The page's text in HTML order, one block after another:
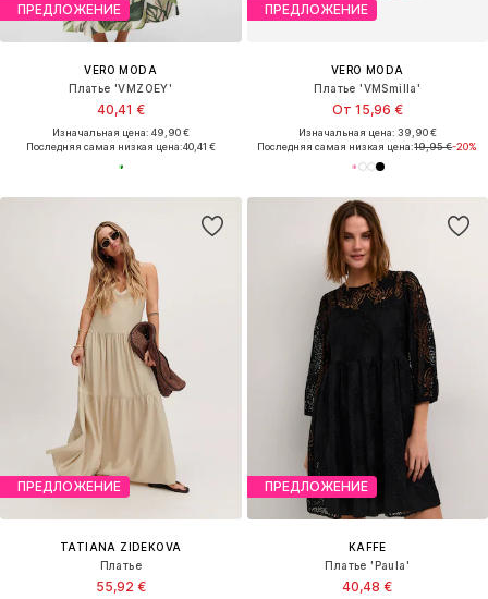
ПРЕДЛОЖЕНИЕ
VERO MODA
Платье 'VMZOEY'
40,41 €
Изначальная цена: 49,90 €
Последняя самая низкая цена:40,41 €
ПРЕДЛОЖЕНИЕ
VERO MODA
Платье 'VMSmilla'
От 15,96 €
Изначальная цена: 39,90 €
Последняя самая низкая цена:19,95 €-20%
ПРЕДЛОЖЕНИЕ
TATIANA ZIDEKOVA
Платье
55,92 €
ПРЕДЛОЖЕНИЕ
KAFFE
Платье 'Paula'
40,48 €